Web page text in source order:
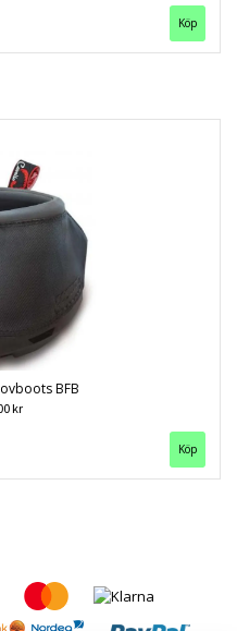
Köp
BFB
kr
Köp